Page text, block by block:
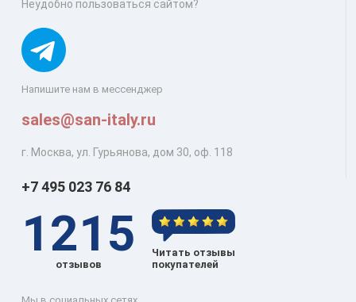
Напишите нам в мессенджер
sales@san-italy.ru
г. Москва, ул. Гурьянова, дом 30, оф. 118
Неудобно пользоваться сайтом?
+7 495 023 76 84
1215
отзывов
Читать отзывы
покупателей